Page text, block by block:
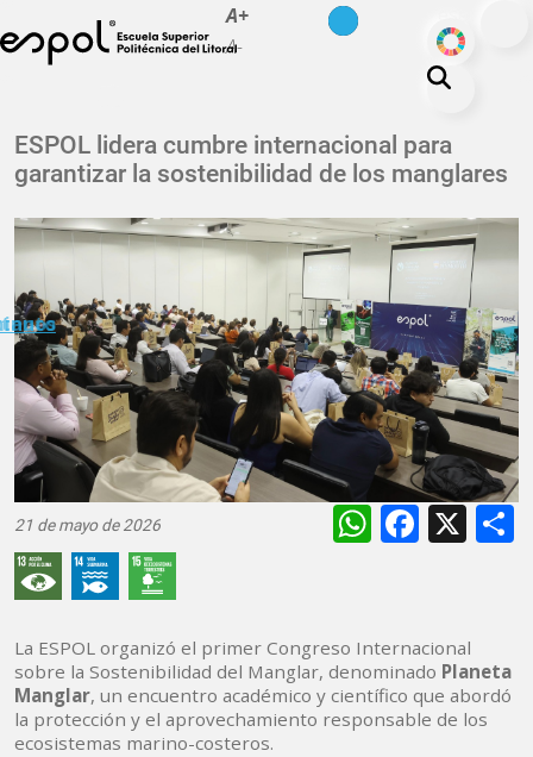
Pasar al contenido principal
A+
A-
ODS
La ESPOL
Educación
Vida politécnica
Investigación
Nuestra Huella
Transparencia
ESPOL lidera cumbre internacional para
garantizar la sostenibilidad de los manglares
21 de mayo de 2026 X
La ESPOL organizó el primer Congreso Internacional
sobre la Sostenibilidad del Manglar, denominado Planeta
Manglar, un encuentro académico y científico que abordó
la protección y el aprovechamiento responsable de los
ecosistemas marino-costeros.